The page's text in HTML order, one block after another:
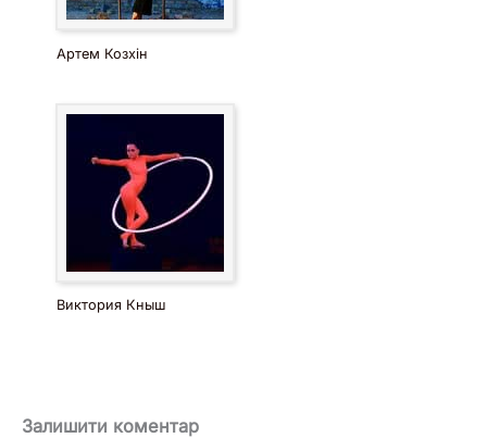
Артем Козхін
Виктория Кныш
Залишити коментар